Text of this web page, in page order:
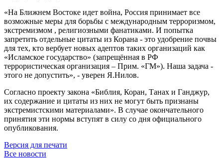
«На Ближнем Востоке идет война, Россия принимает все
возможные меры для борьбы с международным терроризмом,
экстремизмом , религиозными фанатиками. И попытка
запретить отдельные цитаты из Корана - это удобрение почвы
для тех, кто вербует новых адептов таких организаций как
«Исламское государство» (запрещённая в РФ
террористическая организация – Прим. «ГМ»). Наша задача -
этого не допустить», - уверен Я.Нилов.
Согласно проекту закона «Библия, Коран, Танах и Ганджур,
их содержание и цитаты из них не могут быть признаны
экстремистскими материалами». В случае окончательного
принятия эти нормы вступят в силу со дня официального
опубликования.
Версия для печати
Все новости